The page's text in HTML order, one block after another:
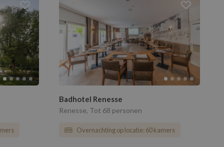
19 20
26 27
Badhotel Renesse
Renesse, Tot 68 personen
Overnachting op locatie: 60 kamers